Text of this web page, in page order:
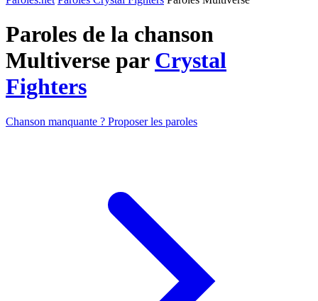
Paroles de la chanson
Multiverse par Crystal
Fighters
Chanson manquante ? Proposer les paroles